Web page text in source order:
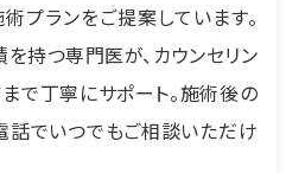
プランをご提案しています。
持つ専門医が、カウンセリン
で丁寧にサポート。施術後の
話でいつでもご相談いただけ